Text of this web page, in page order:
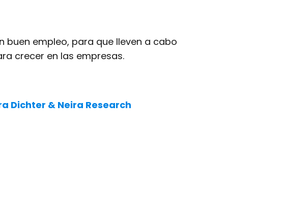
buen empleo, para que lleven a cabo
crecer en las empresas.
Dichter & Neira Research